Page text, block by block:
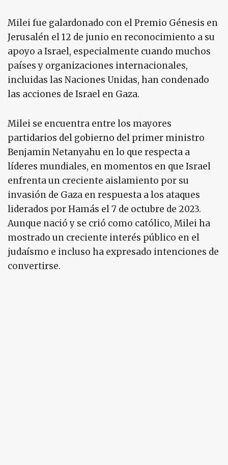
Milei fue galardonado con el Premio Génesis en
Jerusalén el 12 de junio en reconocimiento a su
apoyo a Israel, especialmente cuando muchos
países y organizaciones internacionales,
incluidas las Naciones Unidas, han condenado
las acciones de Israel en Gaza.
Milei se encuentra entre los mayores
partidarios del gobierno del primer ministro
Benjamin Netanyahu en lo que respecta a
líderes mundiales, en momentos en que Israel
enfrenta un creciente aislamiento por su
invasión de Gaza en respuesta a los ataques
liderados por Hamás el 7 de octubre de 2023.
Aunque nació y se crió como católico, Milei ha
mostrado un creciente interés público en el
judaísmo e incluso ha expresado intenciones de
convertirse.